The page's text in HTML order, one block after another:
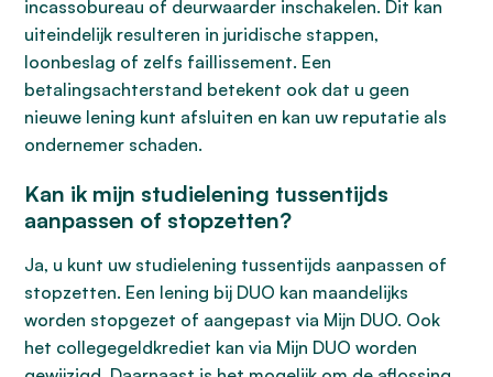
incassobureau of deurwaarder inschakelen. Dit kan
uiteindelijk resulteren in juridische stappen,
loonbeslag of zelfs faillissement. Een
betalingsachterstand betekent ook dat u geen
nieuwe lening kunt afsluiten en kan uw reputatie als
ondernemer schaden.
Kan ik mijn studielening tussentijds
aanpassen of stopzetten?
Ja, u kunt uw studielening tussentijds aanpassen of
stopzetten. Een lening bij DUO kan maandelijks
worden stopgezet of aangepast via Mijn DUO. Ook
het collegegeldkrediet kan via Mijn DUO worden